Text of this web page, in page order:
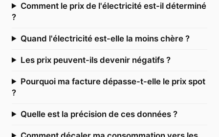
Comment le prix de l'électricité est-il déterminé
?
Quand l'électricité est-elle la moins chère ?
Les prix peuvent-ils devenir négatifs ?
Pourquoi ma facture dépasse-t-elle le prix spot
?
Quelle est la précision de ces données ?